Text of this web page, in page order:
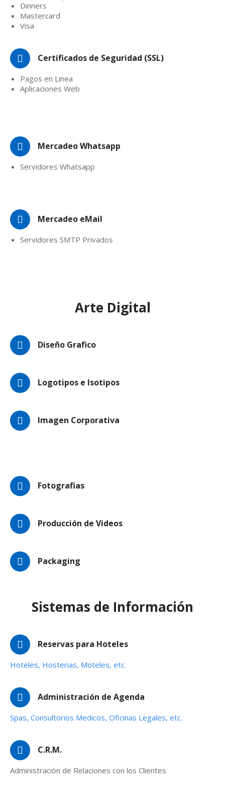
Dinners
Mastercard
Visa
Certificados de Seguridad (SSL)
Pagos en Linea
Aplicaciones Web
Mercadeo Whatsapp
Servidores Whatsapp
Mercadeo eMail
Servidores SMTP Privados
Arte Digital
Diseño Grafico
Logotipos e Isotipos
Imagen Corporativa
Fotografias
Producción de Videos
Packaging
Sistemas de Información
Reservas para Hoteles
Hoteles, Hosterias, Moteles, etc.
Administración de Agenda
Spas, Consultorios Medicos, Oficinas Legales, etc.
C.R.M.
Administración de Relaciones con los Clientes